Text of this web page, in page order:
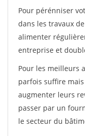
Pour pérénniser
dans les travaux
alimenter
entreprise et
Pour les meilleurs
parfois suffire
augmenter leurs
passer par un
le secteur du